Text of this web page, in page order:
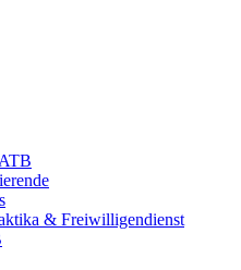
& Freiwilligendienst